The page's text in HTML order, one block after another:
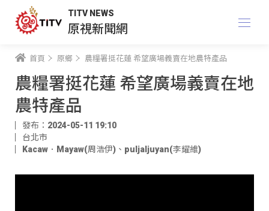
TITV NEWS
原視新聞網
首頁 原鄉 農糧署挺花蓮 希望廣場義賣在地農特產品
農糧署挺花蓮 希望廣場義賣在地
農特產品
發布：2024-05-11 19:10
台北市
Kacaw．Mayaw(周浩伊) 、 puljaljuyan(李耀維)